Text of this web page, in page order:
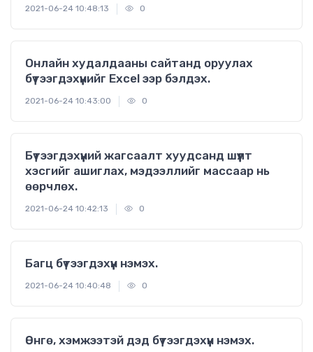
2021-06-24 10:48:13 0
Онлайн худалдааны сайтанд оруулах
бүтээгдэхүүнийг Excel ээр бэлдэх.
2021-06-24 10:43:00 0
Бүтээгдэхүүний жагсаалт хуудсанд шүүлт
хэсгийг ашиглах, мэдээллийг массаар нь
өөрчлөх.
2021-06-24 10:42:13 0
Багц бүтээгдэхүүн нэмэх.
2021-06-24 10:40:48 0
Өнгө, хэмжээтэй дэд бүтээгдэхүүн нэмэх.